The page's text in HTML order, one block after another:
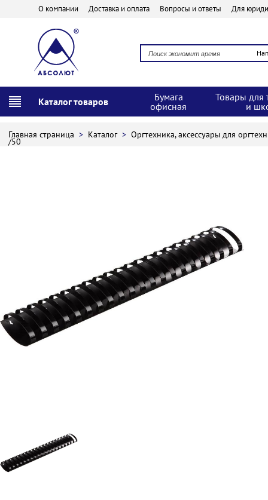
О компании Доставка и оплата Вопросы и ответы Для
Каталог товаров
Бумага
офисная
Товары для
и
Главная страница > Каталог > Оргтехника, аксессуары для
/50